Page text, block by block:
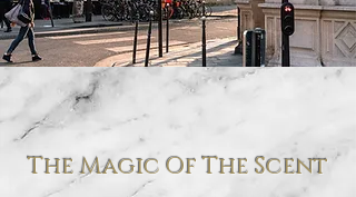
The Magic Of The Scent